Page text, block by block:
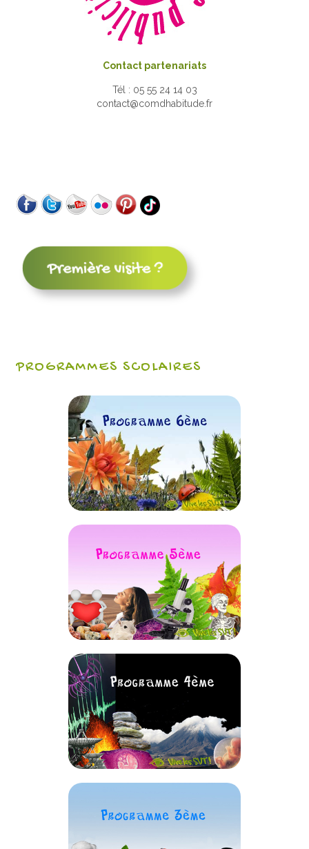
Contact partenariats
Tél : 05 55 24 14 03
contact@comdhabitude.fr
PROGRAMMES SCOLAIRES